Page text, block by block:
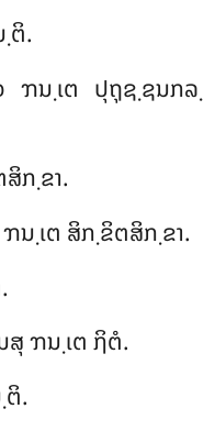
ຕິ.
ຠນ຺ເຕ ປຸຖຸຊ຺ຊນກລ຺
ສິກ຺ຂາ.
ນ຺ເຕ ສິກ຺ຂິຕສິກ຺ຂາ.
ສຸ ຠນ຺ເຕ ຐິຕໍ.
ຕິ.